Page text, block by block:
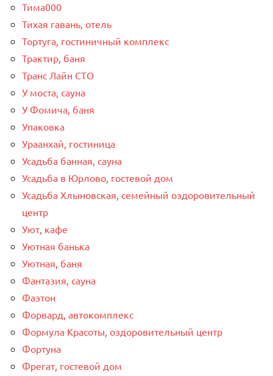
Тима000
Тихая гавань, отель
Тортуга, гостиничный комплекс
Трактир, баня
Транс Лайн СТО
У моста, сауна
У Фомича, баня
Упаковка
Ураанхай, гостиница
Усадьба банная, сауна
Усадьба в Юрлово, гостевой дом
Усадьба Хлыновская, семейный оздоровительный
центр
Уют, кафе
Уютная банька
Уютная, баня
Фантазия, сауна
Фаэтон
Форвард, автокомплекс
Формула Красоты, оздоровительный центр
Фортуна
Фрегат, гостевой дом